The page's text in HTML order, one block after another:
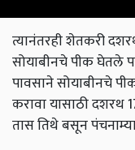
त्यानंतरही शेतकरी
सोयाबीनचे पीक घेतले
पावसाने सोयाबीनचे
करावा यासाठी दशरथ
तास तिथे बसून